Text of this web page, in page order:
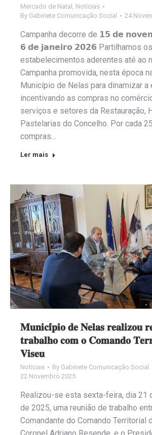
Mercado de Natal , Notícias
By Gabinete Comunicação Social 24
Campanha decorre de 𝟭𝟱 𝗱𝗲
𝟲 𝗱𝗲 𝗷𝗮𝗻𝗲𝗶𝗿𝗼 𝟮𝟬𝟮𝟲 Partilhamos os
estabelecimentos aderentes até ao
Campanha promovida, nesta época
Município de Nelas para dinamizar a
incentivando as compras no
serviços e setores da Restauração,
Pastelarias do Concelho. Por cada
compras…
Ler mais
𝐌𝐮𝐧𝐢𝐜𝐢́𝐩𝐢𝐨 𝐝𝐞 𝐍𝐞𝐥𝐚𝐬 𝐫𝐞𝐚𝐥𝐢𝐳𝐨𝐮
𝐭𝐫𝐚𝐛𝐚𝐥𝐡𝐨 𝐜𝐨𝐦 𝐨 𝐂𝐨𝐦𝐚𝐧𝐝𝐨
𝐕𝐢𝐬𝐞𝐮
Notícias By Gabinete Comunicação Social
22 Novembro 2025
Realizou-se esta sexta-feira, dia 21
de 2025, uma reunião de trabalho
Comandante do Comando Territorial